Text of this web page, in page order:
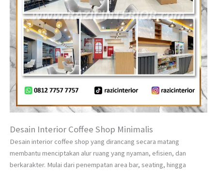
Desain Interior Coffee Shop Minimalis
Desain interior coffee shop yang dirancang secara matang
membantu menciptakan alur ruang yang nyaman, efisien, dan
berkarakter. Mulai dari penempatan area bar, seating, hingga